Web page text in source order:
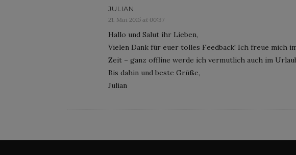
JULIAN
21. Mai 2015 at 00:37
Hallo und Salut ihr Lieben,
Vielen Dank für euer tolles Feedback! Ich freue mich
Zeit – ganz offline werde ich vermutlich auch im
Bis dahin und beste Grüße,
Julian